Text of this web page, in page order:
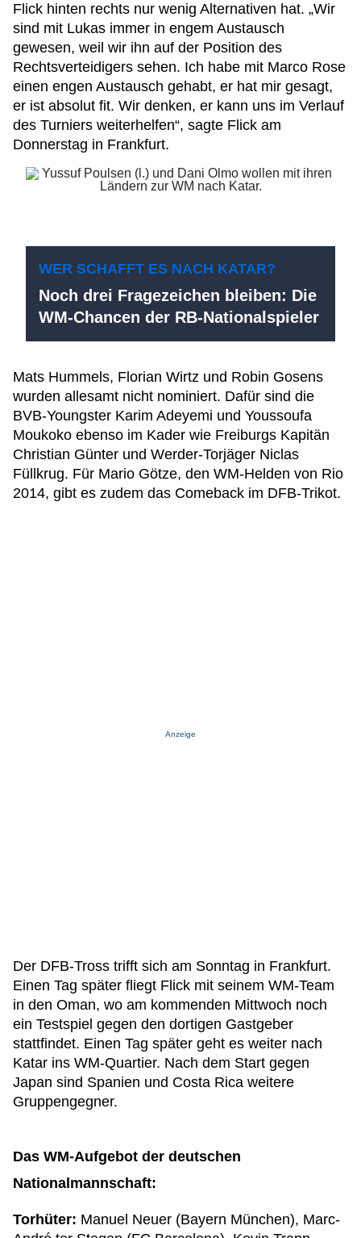
Flick hinten rechts nur wenig Alternativen hat. „Wir
sind mit Lukas immer in engem Austausch
gewesen, weil wir ihn auf der Position des
Rechtsverteidigers sehen. Ich habe mit Marco Rose
einen engen Austausch gehabt, er hat mir gesagt,
er ist absolut fit. Wir denken, er kann uns im Verlauf
des Turniers weiterhelfen“, sagte Flick am
Donnerstag in Frankfurt.
WER SCHAFFT ES NACH KATAR?
Noch drei Fragezeichen bleiben: Die
WM-Chancen der RB-Nationalspieler
Mats Hummels, Florian Wirtz und Robin Gosens
wurden allesamt nicht nominiert. Dafür sind die
BVB-Youngster Karim Adeyemi und Youssoufa
Moukoko ebenso im Kader wie Freiburgs Kapitän
Christian Günter und Werder-Torjäger Niclas
Füllkrug. Für Mario Götze, den WM-Helden von Rio
2014, gibt es zudem das Comeback im DFB-Trikot.
Anzeige
Der DFB-Tross trifft sich am Sonntag in Frankfurt.
Einen Tag später fliegt Flick mit seinem WM-Team
in den Oman, wo am kommenden Mittwoch noch
ein Testspiel gegen den dortigen Gastgeber
stattfindet. Einen Tag später geht es weiter nach
Katar ins WM-Quartier. Nach dem Start gegen
Japan sind Spanien und Costa Rica weitere
Gruppengegner.
Das WM-Aufgebot der deutschen
Nationalmannschaft:
Torhüter: Manuel Neuer (Bayern München), Marc-